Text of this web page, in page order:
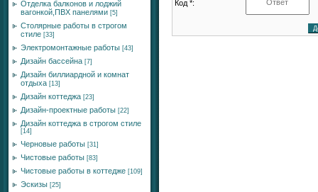
Отделка балконов и лоджий
вагонкой,ПВХ панелями [5]
Столярные работы в строгом
стиле [33]
Электромонтажные работы [43]
Дизайн бассейна [7]
Дизайн биллиардной и комнат
отдыха [13]
Дизайн коттеджа [23]
Дизайн-проектные работы [22]
Дизайн коттеджа в строгом стиле
[14]
Черновые работы [31]
Чистовые работы [83]
Чистовые работы в коттедже [109]
Эскизы [25]
Код *: